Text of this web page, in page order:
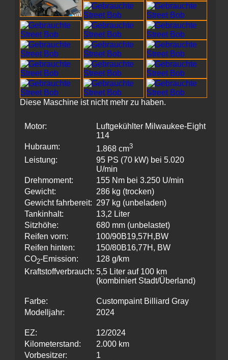
Diese Maschine ist nicht mehr zu haben.
Motor:
Luftgekühlter Milwaukee-Eight
114
Hubraum:
1.868 cm3
Leistung:
95 PS (70 kW) bei 5.020
U/min
Drehmoment:
155 Nm bei 3.250 U/min
Gewicht:
286 kg (trocken)
Gewicht fahrbereit: 297 kg (unbeladen)
Tankinhalt:
13,2 Liter
Sitzhöhe:
680 mm (unbelastet)
Reifen vorn:
100/90B19,57H,BW
Reifen hinten:
150/80B16,77H, BW
CO2-Emission:
128 g/km
Kraftstoffverbrauch: 5,5 Liter auf 100 km
(kombiniert Stadt/Überland)
Farbe:
Custompaint Billiard Gray
Modelljahr:
2024
EZ:
12/2024
Kilometerstand:
2.000 km
Vorbesitzer:
1